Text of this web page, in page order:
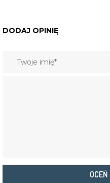
DODAJ OPINIĘ
OCEŃ